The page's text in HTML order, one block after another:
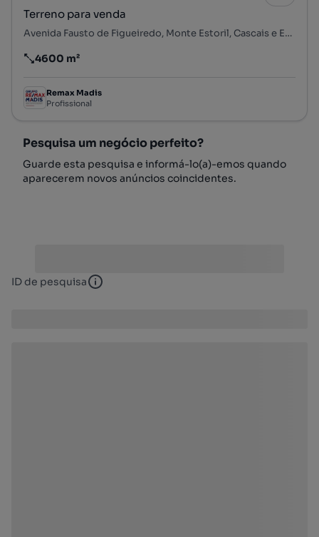
Terreno para venda
Avenida Fausto de Figueiredo, Monte Estoril, Cascais e Estoril, Cascais, Lisboa
Preço por metro quadrado
4600 m²
Remax Madis
Profissional
Pesquisa um negócio perfeito?
Guarde esta pesquisa e informá-lo(a)-emos quando
aparecerem novos anúncios coincidentes.
ID de pesquisa ID de pesquisa